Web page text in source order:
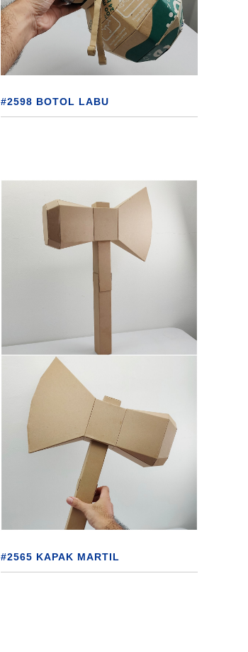
#2598 BOTOL LABU
#2565 KAPAK MARTIL